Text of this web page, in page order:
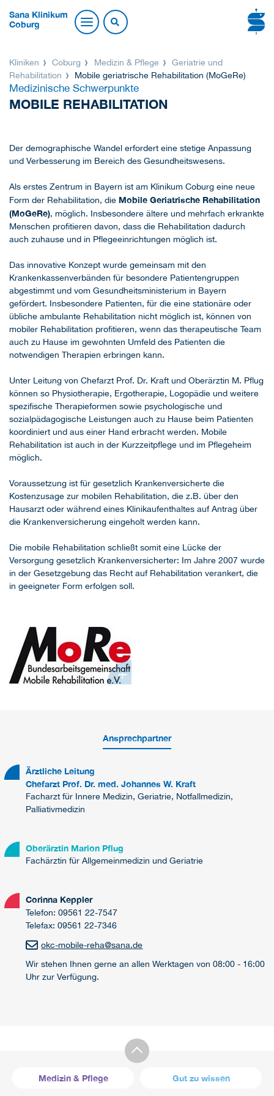
Sana Klinikum
Coburg
Kliniken Coburg Medizin & Pflege
Geriatrie und
Rehabilitation
Mobile geriatrische Rehabilitation (MoGeRe)
Medizinische Schwerpunkte
MOBILE REHABILITATION
Der demographische Wandel erfordert eine stetige Anpassung
und Verbesserung im Bereich des Gesundheitswesens.
Als erstes Zentrum in Bayern ist am Klinikum Coburg eine neue
Form der Rehabilitation, die Mobile Geriatrische Rehabilitation
(MoGeRe), möglich. Insbesondere ältere und mehrfach erkrankte
Menschen profitieren davon, dass die Rehabilitation dadurch
auch zuhause und in Pflegeeinrichtungen möglich ist.
Das innovative Konzept wurde gemeinsam mit den
Krankenkassenverbänden für besondere Patientengruppen
abgestimmt und vom Gesundheitsministerium in Bayern
gefördert. Insbesondere Patienten, für die eine stationäre oder
übliche ambulante Rehabilitation nicht möglich ist, können von
mobiler Rehabilitation profitieren, wenn das therapeutische Team
auch zu Hause im gewohnten Umfeld des Patienten die
notwendigen Therapien erbringen kann.
Unter Leitung von Chefarzt Prof. Dr. Kraft und Oberärztin M. Pflug
können so Physiotherapie, Ergotherapie, Logopädie und weitere
spezifische Therapieformen sowie psychologische und
sozialpädagogische Leistungen auch zu Hause beim Patienten
koordiniert und aus einer Hand erbracht werden. Mobile
Rehabilitation ist auch in der Kurzzeitpflege und im Pflegeheim
möglich.
Voraussetzung ist für gesetzlich Krankenversicherte die
Kostenzusage zur mobilen Rehabilitation, die z.B. über den
Hausarzt oder während eines Klinikaufenthaltes auf Antrag über
die Krankenversicherung eingeholt werden kann.
Die mobile Rehabilitation schließt somit eine Lücke der
Versorgung gesetzlich Krankenversicherter: Im Jahre 2007 wurde
in der Gesetzgebung das Recht auf Rehabilitation verankert, die
in geeigneter Form erfolgen soll.
+
Ansprechpartner
Ärztliche Leitung
Chefarzt Prof. Dr. med. Johannes W. Kraft
Facharzt für Innere Medizin, Geriatrie, Notfallmedizin,
Palliativmedizin
Oberärztin Marion Pflug
Fachärztin für Allgemeinmedizin und Geriatrie
Corinna Keppler
Telefon: 09561 22-7547
Telefax: 09561 22-7346
okc-mobile-reha@sana.de
Wir stehen Ihnen gerne an allen Werktagen von 08:00 - 16:00
Uhr zur Verfügung.
Medizin & Pflege Gut zu wissen